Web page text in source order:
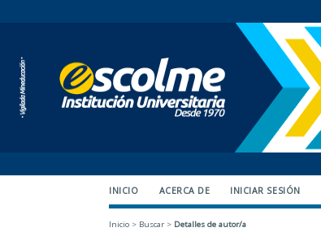
INICIO ACERCA DE INICIAR SESIÓN
Inicio > Buscar > Detalles de autor/a